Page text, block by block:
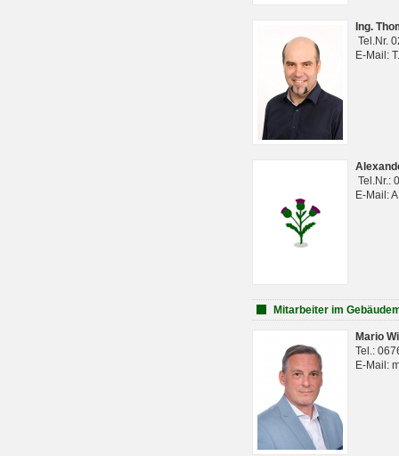
Ing.
Tel.Nr.
E-Mail:
Tel.Nr.:
E-Mail:
Mitarbeiter im
Mario
Tel.:
E-Mail: